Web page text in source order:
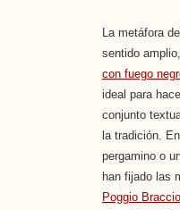
La metáfora
sentido
con fuego
ideal para
conjunto
la tradición.
pergamino o
han fijado las
Poggio